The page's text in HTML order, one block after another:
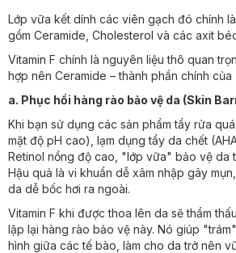
Lớp vữa kết dính các viên gạch đó chính
gồm Ceramide, Cholesterol và các axit
Vitamin F chính là nguyên liệu thô quan
hợp nên Ceramide – thành phần chính
a. Phục hồi hàng rào bảo vệ da (Skin
Khi bạn sử dụng các sản phẩm tẩy rửa
mặt độ pH cao), lạm dụng tẩy da chết
Retinol nồng độ cao, "lớp vữa" bảo vệ da
Hậu quả là vi khuẩn dễ xâm nhập gây
da dễ bốc hơi ra ngoài.
Vitamin F khi được thoa lên da sẽ thẩm
lập lại hàng rào bảo vệ này. Nó giúp
hình giữa các tế bào, làm cho da trở nên